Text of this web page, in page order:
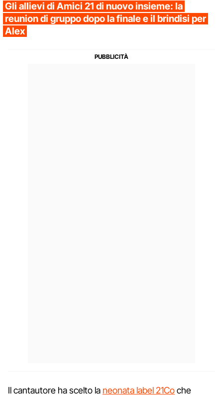
Gli allievi di Amici 21 di nuovo insieme: la
reunion di gruppo dopo la finale e il brindisi per
Alex
Il cantautore ha scelto la neonata label 21Coche